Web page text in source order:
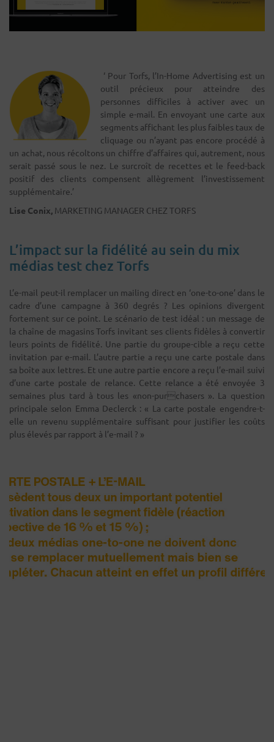
‘ Pour Torfs, l’In-Home Advertising est un
outil précieux pour atteindre des
personnes difficiles à activer avec un
simple e-mail. En envoyant une carte aux
segments affichant les plus faibles taux de
cliquage ou n’ayant pas encore procédé à
un achat, nous récoltons un chiffre d’affaires qui, autrement, nous
serait passé sous le nez. Le surcroît de recettes et le feed-back
positif des clients compensent allègrement l’investissement
supplémentaire.’
Lise Conix, MARKETING MANAGER CHEZ TORFS
L’impact sur la fidélité au sein du mix
médias test chez Torfs
L’e-mail peut-il remplacer un mailing direct en ‘one-to-one’ dans le
cadre d’une campagne à 360 degrés ? Les opinions divergent
fortement sur ce point. Le scénario de test idéal : un message de
la chaîne de magasins Torfs invitant ses clients fidèles à convertir
leurs points de fidélité. Une partie du groupe-cible a reçu cette
invitation par e-mail. L’autre partie a reçu une carte postale dans
sa boîte aux lettres. Et une autre partie encore a reçu l’e-mail suivi
d’une carte postale de relance. Cette relance a été envoyée 3
semaines plus tard à tous les «non-purchasers ». La question
principale selon Emma Declerck : « La carte postale engendre-t-
elle un revenu supplémentaire suffisant pour justifier les coûts
plus élevés par rapport à l’e-mail ? »